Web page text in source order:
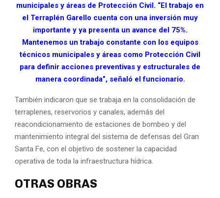
municipales y áreas de Protección Civil. “El trabajo en
el Terraplén Garello cuenta con una inversión muy
importante y ya presenta un avance del 75%.
Mantenemos un trabajo constante con los equipos
técnicos municipales y áreas como Protección Civil
para definir acciones preventivas y estructurales de
manera coordinada”, señaló el funcionario.
También indicaron que se trabaja en la consolidación de
terraplenes, reservorios y canales, además del
reacondicionamiento de estaciones de bombeo y del
mantenimiento integral del sistema de defensas del Gran
Santa Fe, con el objetivo de sostener la capacidad
operativa de toda la infraestructura hídrica.
OTRAS OBRAS